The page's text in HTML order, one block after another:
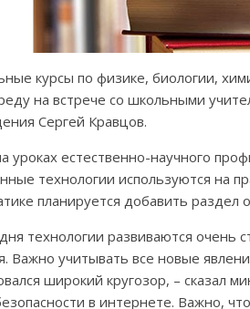
курсы по физике, биологии,
на встрече со школьными
Сергей Кравцов.
уроках естественно-научного
технологии используются на
планируется добавить раздел
технологии развиваются очень
Важно учитывать все новые
широкий кругозор, – сказал
в интернете. Важно,